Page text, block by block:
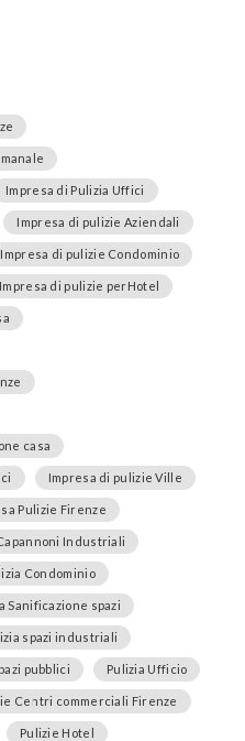
Impresa di Pulizia Uffici
Impresa di pulizie Aziendali
Impresa di pulizie Condominio
Impresa di pulizie perHotel
casa
Impresa di pulizie Ville
Pulizie Firenze
Industriali
Condominio
Sanificazione spazi
spazi industriali
pubblici Pulizia Ufficio
Centri commerciali Firenze
Pulizie Hotel